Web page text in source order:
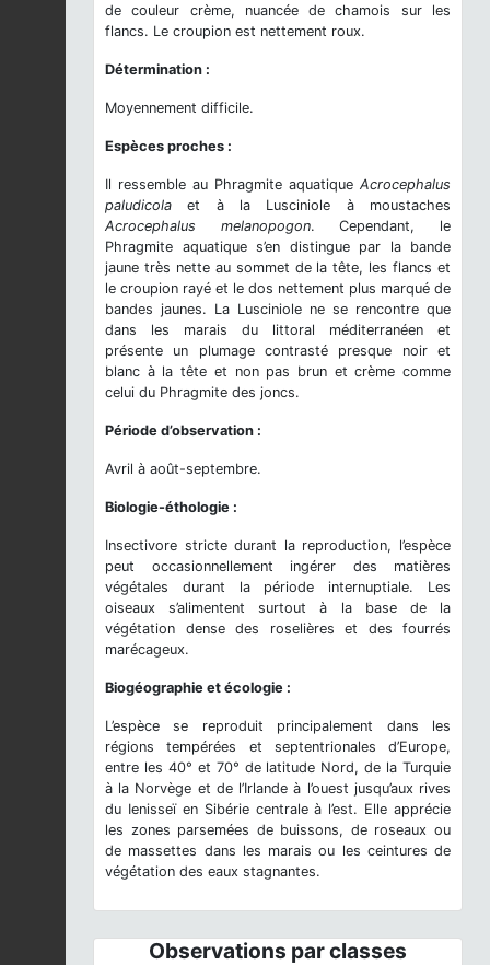
de couleur crème, nuancée de chamois sur les
flancs. Le croupion est nettement roux.
Détermination :
Moyennement difficile.
Espèces proches :
Il ressemble au Phragmite aquatique Acrocephalus
paludicola et à la Lusciniole à moustaches
Acrocephalus melanopogon. Cependant, le
Phragmite aquatique s’en distingue par la bande
jaune très nette au sommet de la tête, les flancs et
le croupion rayé et le dos nettement plus marqué de
bandes jaunes. La Lusciniole ne se rencontre que
dans les marais du littoral méditerranéen et
présente un plumage contrasté presque noir et
blanc à la tête et non pas brun et crème comme
celui du Phragmite des joncs.
Période d’observation :
Avril à août-septembre.
Biologie-éthologie :
Insectivore stricte durant la reproduction, l’espèce
peut occasionnellement ingérer des matières
végétales durant la période internuptiale. Les
oiseaux s’alimentent surtout à la base de la
végétation dense des roselières et des fourrés
marécageux.
Biogéographie et écologie :
L’espèce se reproduit principalement dans les
régions tempérées et septentrionales d’Europe,
entre les 40° et 70° de latitude Nord, de la Turquie
à la Norvège et de l’Irlande à l’ouest jusqu’aux rives
du Ienisseï en Sibérie centrale à l’est. Elle apprécie
les zones parsemées de buissons, de roseaux ou
de massettes dans les marais ou les ceintures de
végétation des eaux stagnantes.
Observations par classes